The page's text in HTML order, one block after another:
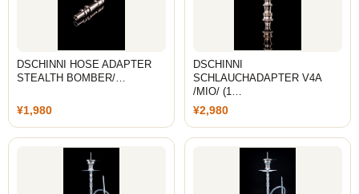
シーシャ 炭
ホース
ヴェポライザー
DSCHINNI HOSE ADAPTER
STEALTH BOMBER/…
¥1,980
DSCHINNI
SCHLAUCHADAPTER V4A
/MIO/ (1…
¥2,980